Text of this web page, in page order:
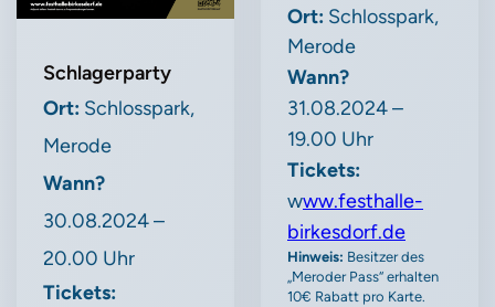
Schlagerparty
Ort: Schlosspark,
Merode
Wann?
30.08.2024 –
20.00 Uhr
Tickets:
Ort: Schlosspark,
Merode
Wann?
31.08.2024 –
19.00 Uhr
Tickets:
www.festhalle-
birkesdorf.de
Hinweis: Besitzer des
„Meroder Pass“ erhalten
10€ Rabatt pro Karte.